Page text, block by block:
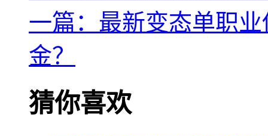
一篇：最新变态单职
金？
猜你喜欢